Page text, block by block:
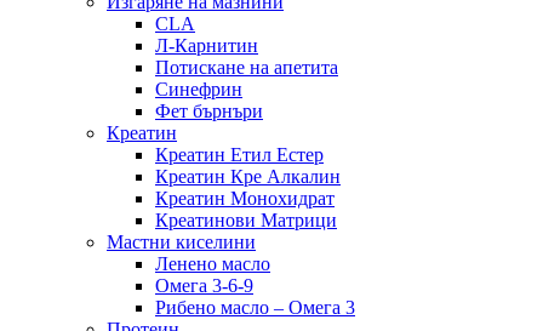
CLA
Л-Карнитин
Потискане на апетита
Синефрин
Фет бърнъри
Креатин
Креатин Етил Естер
Креатин Кре Алкалин
Креатин Монохидрат
Креатинови Матрици
Мастни киселини
Ленено масло
Омега 3-6-9
Рибено масло – Омега 3